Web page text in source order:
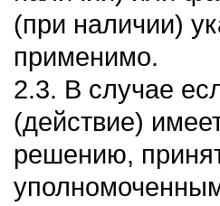
(при наличии)
применимо.
2.3. В случае
(действие)
решению,